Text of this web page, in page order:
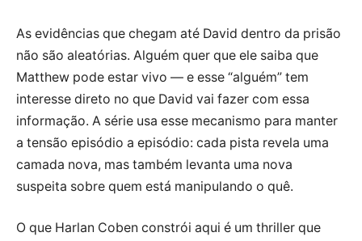
As evidências que chegam até David dentro da prisão
não são aleatórias. Alguém quer que ele saiba que
Matthew pode estar vivo — e esse “alguém” tem
interesse direto no que David vai fazer com essa
informação. A série usa esse mecanismo para manter
a tensão episódio a episódio: cada pista revela uma
camada nova, mas também levanta uma nova
suspeita sobre quem está manipulando o quê.
O que Harlan Coben constrói aqui é um thriller que